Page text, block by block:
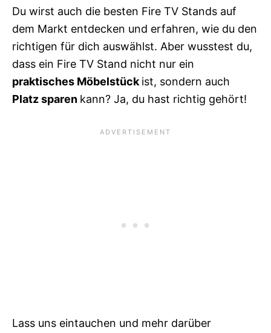
Du wirst auch die besten Fire TV Stands auf
dem Markt entdecken und erfahren, wie du den
richtigen für dich auswählst. Aber wusstest du,
dass ein Fire TV Stand nicht nur ein
praktisches Möbelstück ist, sondern auch
Platz sparen kann? Ja, du hast richtig gehört!
Lass uns eintauchen und mehr darüber